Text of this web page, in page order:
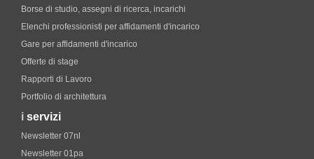
Borse di studio, assegni di ricerca, incarichi
Elenchi professionisti per affidamenti d'incarico
Gare per affidamenti d'incarico
Offerte di stage
Rapporti di Lavoro
Portfolio di architettura
i servizi
Newsletter 07nl
Newsletter 01pa